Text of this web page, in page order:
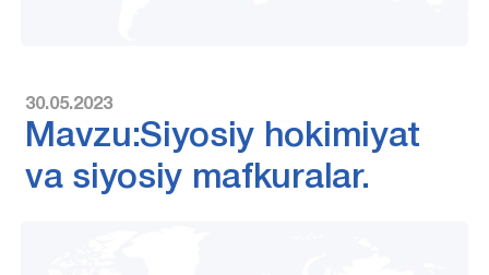
30.05.2023
Mavzu:Siyosiy hokimiyat
va siyosiy mafkuralar.